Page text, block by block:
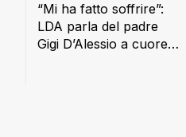
“Mi ha fatto soffrire”:
LDA parla del padre
Gigi D’Alessio a cuore